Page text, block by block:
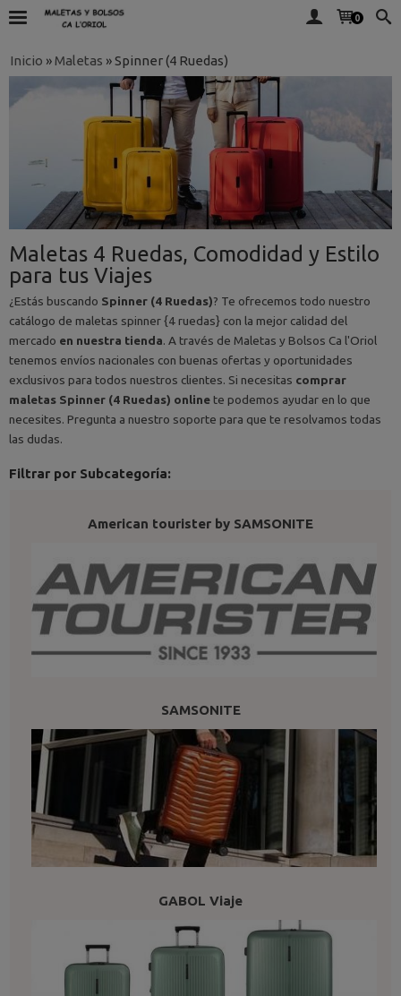
0
Inicio »Maletas »Spinner (4 Ruedas)
Maletas 4 Ruedas, Comodidad y Estilo
para tus Viajes
¿Estás buscando Spinner (4 Ruedas)? Te ofrecemos todo nuestro
catálogo de maletas spinner {4 ruedas} con la mejor calidad del
mercado en nuestra tienda. A través de Maletas y Bolsos Ca l'Oriol
tenemos envíos nacionales con buenas ofertas y oportunidades
exclusivos para todos nuestros clientes. Si necesitas comprar
maletas Spinner (4 Ruedas) online te podemos ayudar en lo que
necesites. Pregunta a nuestro soporte para que te resolvamos todas
las dudas.
Filtrar por Subcategoría:
American tourister by SAMSONITE
SAMSONITE
GABOL Viaje